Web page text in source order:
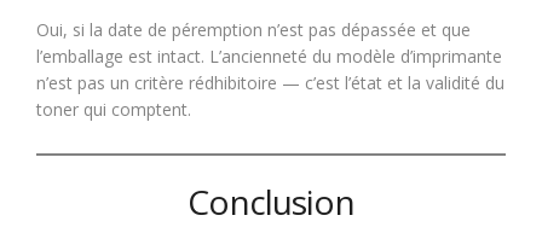
Oui, si la date de péremption n’est pas dépassée et que
l’emballage est intact. L’ancienneté du modèle d’imprimante
n’est pas un critère rédhibitoire — c’est l’état et la validité du
toner qui comptent.
Conclusion